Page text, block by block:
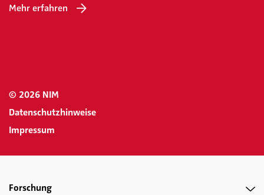
Mehr erfahren
© 2026 NIM
Datenschutzhinweise
Impressum
Forschung